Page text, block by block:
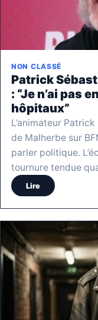
NON CLASSÉ
Patrick
: “Je n’ai pas
hôpitaux”
L’animateur
de Malherbe sur
parler politique.
tournure tendue
Lire